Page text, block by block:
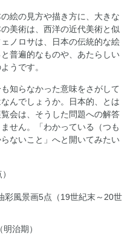
絵の見方や描き方に、大きな
美術は、西洋の近代美術と似
ノロサは、日本の伝統的な絵
普遍的なものや、あたらしい
うです。
知らなかった意味をさがして
んでしょうか。日本的、とは
会は、そうした問題への解答
せん。「わかっている（つも
ないこと」へと開いてみたい
彩風景画5点（19世紀末～20世
治期）